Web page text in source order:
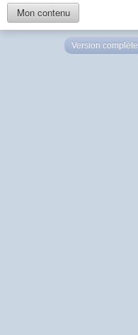
Mon contenu
Version complète